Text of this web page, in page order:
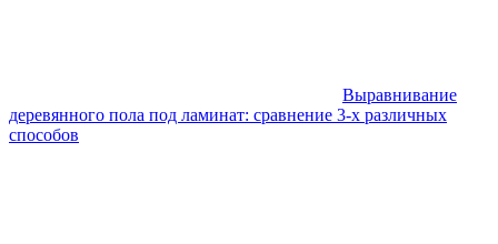
Выравнивание
деревянного пола под ламинат: сравнение 3-х различных
способов